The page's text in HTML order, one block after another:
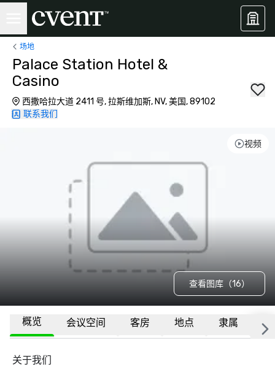
场地
Palace Station Hotel &
Casino
西撒哈拉大道 2411 号, 拉斯维加斯, NV, 美国, 89102
联系我们
视频
查看图库（16）
概览 会议空间 客房 地点 隶属 更
关于我们